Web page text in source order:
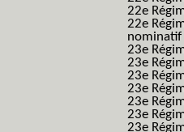
22e
22e
nominatif
23e
23e
23e
23e
23e
23e
23e